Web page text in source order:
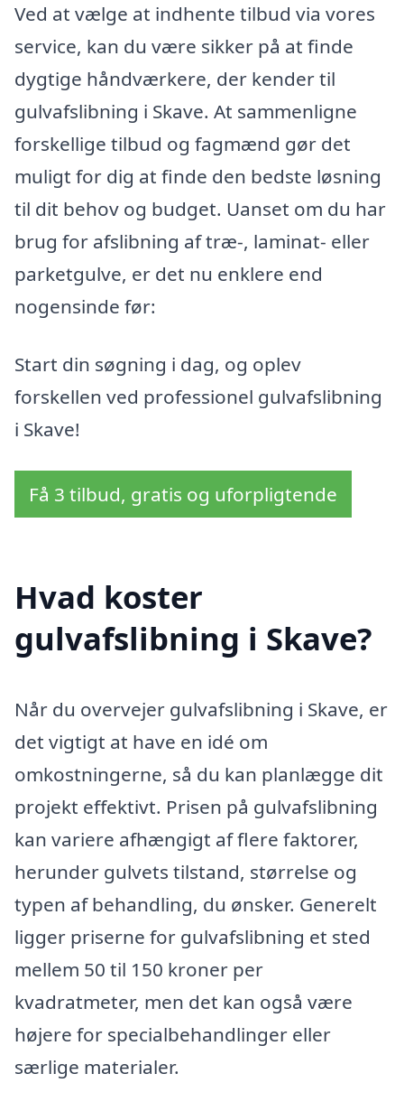
Ved at vælge at indhente tilbud via vores
service, kan du være sikker på at finde
dygtige håndværkere, der kender til
gulvafslibning i Skave. At sammenligne
forskellige tilbud og fagmænd gør det
muligt for dig at finde den bedste løsning
til dit behov og budget. Uanset om du har
brug for afslibning af træ-, laminat- eller
parketgulve, er det nu enklere end
nogensinde før:
Start din søgning i dag, og oplev
forskellen ved professionel gulvafslibning
i Skave!
Få 3 tilbud, gratis og uforpligtende
Hvad koster
gulvafslibning i Skave?
Når du overvejer gulvafslibning i Skave, er
det vigtigt at have en idé om
omkostningerne, så du kan planlægge dit
projekt effektivt. Prisen på gulvafslibning
kan variere afhængigt af flere faktorer,
herunder gulvets tilstand, størrelse og
typen af behandling, du ønsker. Generelt
ligger priserne for gulvafslibning et sted
mellem 50 til 150 kroner per
kvadratmeter, men det kan også være
højere for specialbehandlinger eller
særlige materialer.